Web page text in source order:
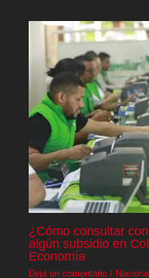
¿Cómo consultar
algún subsidio en
Economía
Deja un comentario / Nacional